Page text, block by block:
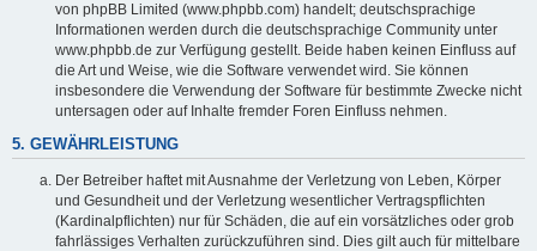
von phpBB Limited (www.phpbb.com) handelt; deutschsprachige
Informationen werden durch die deutschsprachige Community unter
www.phpbb.de zur Verfügung gestellt. Beide haben keinen Einfluss auf
die Art und Weise, wie die Software verwendet wird. Sie können
insbesondere die Verwendung der Software für bestimmte Zwecke nicht
untersagen oder auf Inhalte fremder Foren Einfluss nehmen.
5. GEWÄHRLEISTUNG
Der Betreiber haftet mit Ausnahme der Verletzung von Leben, Körper
und Gesundheit und der Verletzung wesentlicher Vertragspflichten
(Kardinalpflichten) nur für Schäden, die auf ein vorsätzliches oder grob
fahrlässiges Verhalten zurückzuführen sind. Dies gilt auch für mittelbare